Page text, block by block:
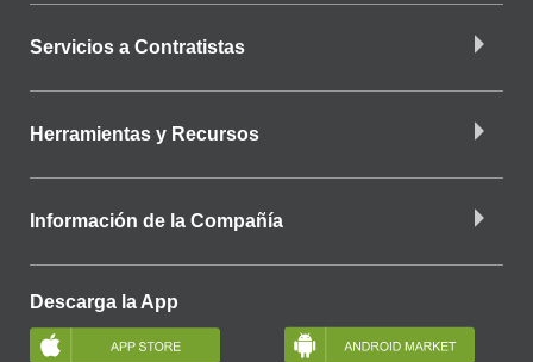
Servicios a Contratistas
Herramientas y Recursos
Información de la Compañía
Descarga la App